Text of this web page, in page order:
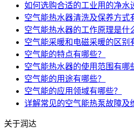
如何选购合适的工业用的净水
空气能热水器清洗及保养方式
空气能热水器的工作原理是什
空气能采暖和电磁采暖的区别
空气能的特点有哪些？
空气能热水器的使用范围有哪
空气能的用途有哪些？
空气能的应用领域有哪些？
详解常见的空气能热泵故障及
关于润达